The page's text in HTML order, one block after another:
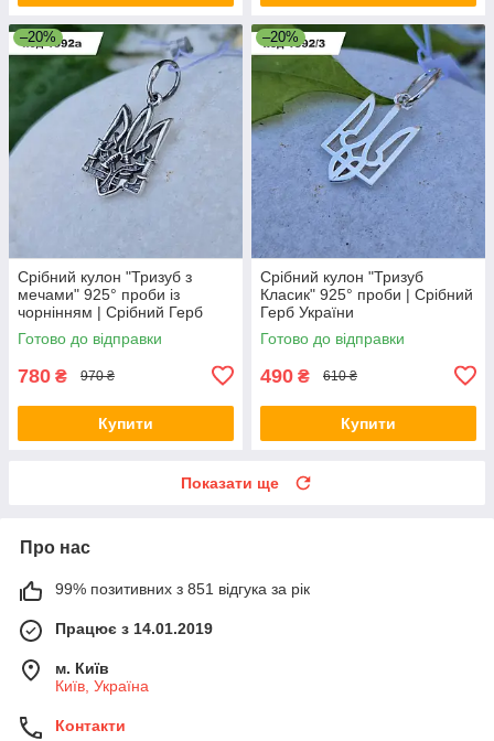
–20%
Срібний кулон "Тризуб з
мечами" 925° проби із
чорнінням | Срібний Герб
України
Готово до відправки
780 ₴ 970 ₴
Купити
–20%
Срібний кулон "Тризуб
Класик" 925° проби | Срібний
Герб України
Готово до відправки
490 ₴ 610 ₴
Купити
Показати ще
Про нас
99% позитивних з 851 відгука за рік
Працює з 14.01.2019
м. Київ
Київ, Україна
Контакти